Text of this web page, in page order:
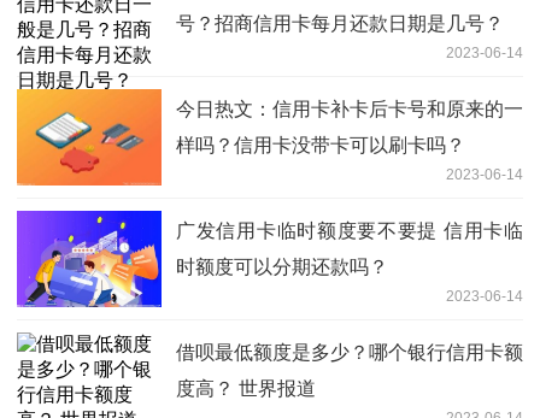
号？招商信用卡每月还款日期是几号？
2023-06-14
今日热文：信用卡补卡后卡号和原来的一
样吗？信用卡没带卡可以刷卡吗？
2023-06-14
广发信用卡临时额度要不要提 信用卡临
时额度可以分期还款吗？
2023-06-14
借呗最低额度是多少？哪个银行信用卡额
度高？ 世界报道